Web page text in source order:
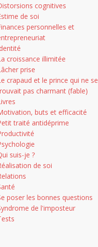
cognitives
de soi
personnelles et
croissance illimitée
prise
crapaud et le prince qui ne se
pas charmant (fable)
buts et efficacité
traité antidéprime
suis-je ?
de soi
poser les bonnes questions
de l'imposteur